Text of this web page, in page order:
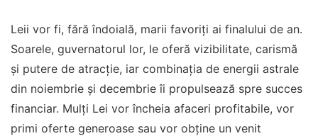
Leii vor fi, fără îndoială, marii favoriți ai finalului de an.
Soarele, guvernatorul lor, le oferă vizibilitate, carismă
și putere de atracție, iar combinația de energii astrale
din noiembrie și decembrie îi propulsează spre succes
financiar. Mulți Lei vor încheia afaceri profitabile, vor
primi oferte generoase sau vor obține un venit